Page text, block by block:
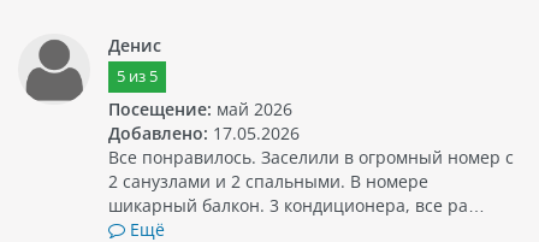
Денис
5из 5
Посещение: май 2026
Добавлено: 17.05.2026
Все понравилось. Заселили в огромный номер с
2 санузлами и 2 спальными. В номере
шикарный балкон. 3 кондиционера, все ра…
Ещё